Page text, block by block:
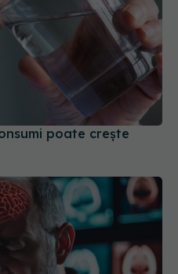
poate crește